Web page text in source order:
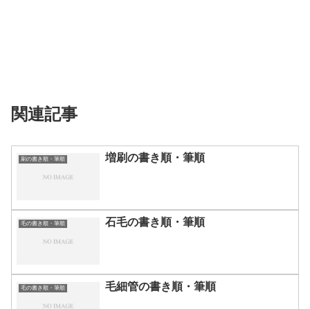
関連記事
刷の書き順・筆順 増刷の書き順・筆順
毛の書き順・筆順 石毛の書き順・筆順
毛の書き順・筆順 毛細管の書き順・筆順